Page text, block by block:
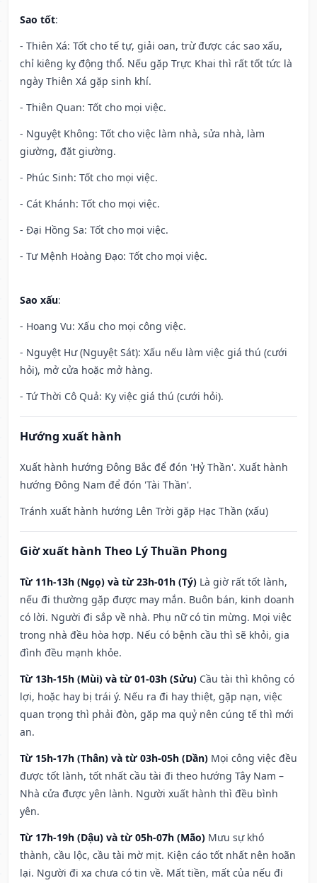
Sao tốt:
- Thiên Xá: Tốt cho tế tự, giải oan, trừ được các sao xấu,
chỉ kiêng kỵ động thổ. Nếu gặp Trực Khai thì rất tốt tức là
ngày Thiên Xá gặp sinh khí.
- Thiên Quan: Tốt cho mọi việc.
- Nguyệt Không: Tốt cho việc làm nhà, sửa nhà, làm
giường, đặt giường.
- Phúc Sinh: Tốt cho mọi việc.
- Cát Khánh: Tốt cho mọi việc.
- Đại Hồng Sa: Tốt cho mọi việc.
- Tư Mệnh Hoàng Đạo: Tốt cho mọi việc.
Sao xấu:
- Hoang Vu: Xấu cho mọi công việc.
- Nguyệt Hư (Nguyệt Sát): Xấu nếu làm việc giá thú (cưới
hỏi), mở cửa hoặc mở hàng.
- Tứ Thời Cô Quả: Kỵ việc giá thú (cưới hỏi).
Hướng xuất hành
Xuất hành hướng Đông Bắc để đón 'Hỷ Thần'. Xuất hành
hướng Đông Nam để đón 'Tài Thần'.
Tránh xuất hành hướng Lên Trời gặp Hạc Thần (xấu)
Giờ xuất hành Theo Lý Thuần Phong
Từ 11h-13h (Ngọ) và từ 23h-01h (Tý) Là giờ rất tốt lành,
nếu đi thường gặp được may mắn. Buôn bán, kinh doanh
có lời. Người đi sắp về nhà. Phụ nữ có tin mừng. Mọi việc
trong nhà đều hòa hợp. Nếu có bệnh cầu thì sẽ khỏi, gia
đình đều mạnh khỏe.
Từ 13h-15h (Mùi) và từ 01-03h (Sửu) Cầu tài thì không có
lợi, hoặc hay bị trái ý. Nếu ra đi hay thiệt, gặp nạn, việc
quan trọng thì phải đòn, gặp ma quỷ nên cúng tế thì mới
an.
Từ 15h-17h (Thân) và từ 03h-05h (Dần) Mọi công việc đều
được tốt lành, tốt nhất cầu tài đi theo hướng Tây Nam –
Nhà cửa được yên lành. Người xuất hành thì đều bình
yên.
Từ 17h-19h (Dậu) và từ 05h-07h (Mão) Mưu sự khó
thành, cầu lộc, cầu tài mờ mịt. Kiện cáo tốt nhất nên hoãn
lại. Người đi xa chưa có tin về. Mất tiền, mất của nếu đi